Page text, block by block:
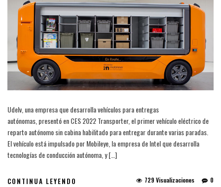
Udelv, una empresa que desarrolla vehículos para entregas
autónomas, presentó en CES 2022 Transporter, el primer vehículo eléctrico de
reparto autónomo sin cabina habilitado para entregar durante varias paradas.
El vehículo está impulsado por Mobileye, la empresa de Intel que desarrolla
tecnologías de conducción autónoma, y […]
CONTINUA LEYENDO 0
729 Visualizaciones